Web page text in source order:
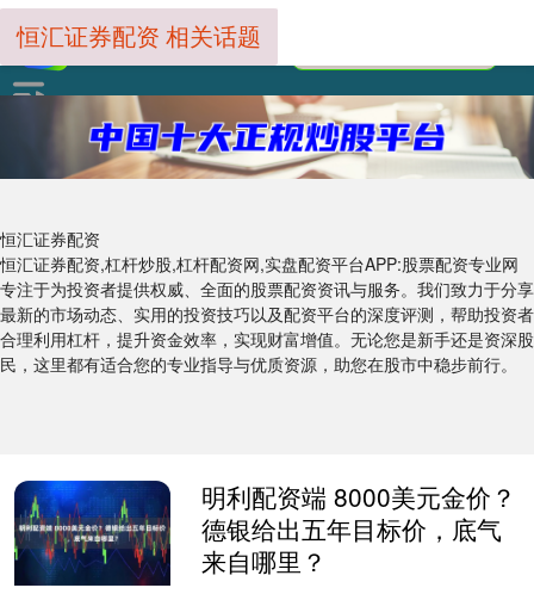
恒汇证券配资
恒汇证券配资,杠杆炒股,杠杆配资网,实盘配资平台APP:股票配资专业网
专注于为投资者提供权威、全面的股票配资资讯与服务。我们致力于分享
最新的市场动态、实用的投资技巧以及配资平台的深度评测，帮助投资者
合理利用杠杆，提升资金效率，实现财富增值。无论您是新手还是资深股
民，这里都有适合您的专业指导与优质资源，助您在股市中稳步前行。
恒汇证券配资 相关话题
明利配资端 8000美元金价？
德银给出五年目标价，底气
来自哪里？